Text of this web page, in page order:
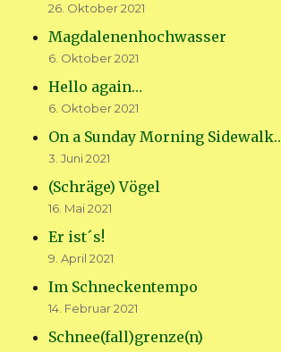
26. Oktober 2021
Magdalenenhochwasser
6. Oktober 2021
Hello again…
6. Oktober 2021
On a Sunday Morning
3. Juni 2021
(Schräge) Vögel
16. Mai 2021
Er ist´s!
9. April 2021
Im Schneckentempo
14. Februar 2021
Schnee(fall)grenze(n)